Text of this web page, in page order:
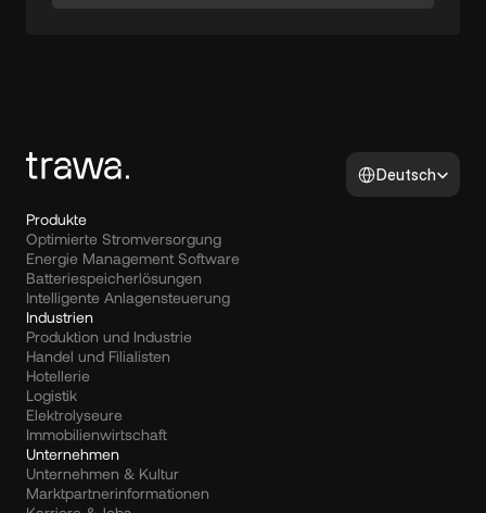
Select Language
Deutsch
Produkte
Optimierte Stromversorgung
Energie Management Software
Batteriespeicherlösungen
Intelligente Anlagensteuerung
Industrien
Produktion und Industrie
Handel und Filialisten
Hotellerie
Logistik
Elektrolyseure
Immobilienwirtschaft
Unternehmen
Unternehmen & Kultur
Marktpartnerinformationen